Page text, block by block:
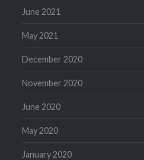
June 2021
May 2021
December 2020
November 2020
June 2020
May 2020
January 2020